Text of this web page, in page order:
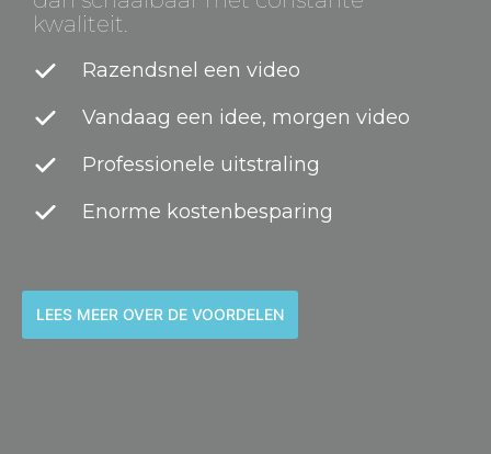
kwaliteit.
Razendsnel een video
Vandaag een idee, morgen video
Professionele uitstraling
Enorme kostenbesparing
LEES MEER OVER DE VOORDELEN